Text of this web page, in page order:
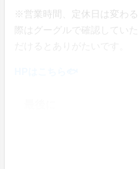
※営業時間、定休日は変わ
際はグーグルで確認してい